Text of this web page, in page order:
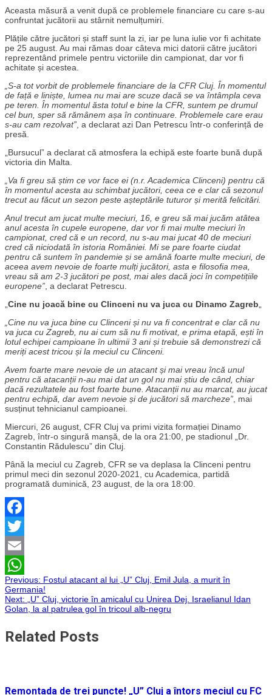
Aceasta măsură a venit după ce problemele financiare cu care s-au
confruntat jucătorii au stârnit nemulțumiri.
Plățile către jucători și staff sunt la zi, iar pe luna iulie vor fi achitate
pe 25 august. Au mai rămas doar câteva mici datorii către jucători
reprezentând primele pentru victoriile din campionat, dar vor fi
achitate și acestea.
„S-a tot vorbit de problemele financiare de la CFR Cluj. În momentul
de față e liniște, lumea nu mai are scuze dacă se va întâmpla ceva
pe teren. În momentul ăsta totul e bine la CFR, suntem pe drumul
cel bun, sper să rămânem așa în continuare. Problemele care erau
s-au cam rezolvat” , a declarat azi Dan Petrescu într-o conferință de
presă.
„Bursucul” a declarat că atmosfera la echipă este foarte bună după
victoria din Malta.
„Va fi greu să știm ce vor face ei (n.r. Academica Clinceni) pentru că
în momentul acesta au schimbat jucători, ceea ce e clar că sezonul
trecut au făcut un sezon peste așteptările tuturor și merită felicitări.
Anul trecut am jucat multe meciuri, 16, e greu să mai jucăm atâtea
anul acesta în cupele europene, dar vor fi mai multe meciuri în
campionat, cred că e un record, nu s-au mai jucat 40 de meciuri
cred că niciodată în istoria României. Mi se pare foarte ciudat
pentru că suntem în pandemie și se amână foarte multe meciuri, de
aceea avem nevoie de foarte mulți jucători, asta e filosofia mea,
vreau să am 2-3 jucători pe post, mai ales dacă joci în competițiile
europene” , a declarat Petrescu.
Cine nu joacă bine cu Clinceni nu va juca cu Dinamo Zagreb
„Cine nu va juca bine cu Clinceni și nu va fi concentrat e clar că nu
va juca cu Zagreb, nu ai cum să nu fi motivat, e prima etapă, ești în
lotul echipei campioane în ultimii 3 ani și trebuie să demonstrezi că
meriți acest tricou și la meciul cu Clinceni.
Avem foarte mare nevoie de un atacant și mai vreau încă unul
pentru că atacanții n-au mai dat un gol nu mai știu de când, chiar
dacă rezultatele au fost foarte bune. Atacanții nu au marcat, au jucat
pentru echipă, dar avem nevoie și de jucători să marcheze” , mai
susținut tehnicianul campioanei.
Miercuri, 26 august, CFR Cluj va primi vizita formației Dinamo
Zagreb, într-o singură manșă, de la ora 21:00, pe stadionul „Dr.
Constantin Rădulescu” din Cluj.
Până la meciul cu Zagreb, CFR se va deplasa la Clinceni pentru
primul meci din sezonul 2020-2021, cu Academica, partidă
programată duminică, 23 august, de la ora 18:00.
Facebook
Twitter
Email
WhatsApp
Navigare
în
articole
Previous: Fostul atacant al lui „U” Cluj, Emil Jula, a murit în
Germania!
Next:
„U” Cluj, victorie în amicalul cu Unirea Dej. Israelianul Idan
Golan, la al patrulea gol în tricoul alb-negru
Related Posts
Remontada de trei puncte! „U” Cluj a întors meciul cu FC